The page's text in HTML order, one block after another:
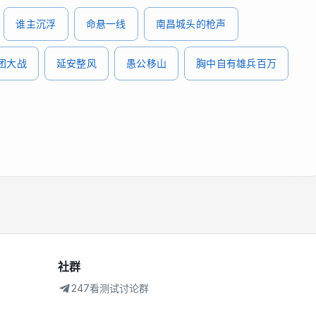
谁主沉浮 命悬一线 南昌城头的枪声
大战 延安整风 愚公移山 胸中自有雄兵百万
社群
247看测试讨论群